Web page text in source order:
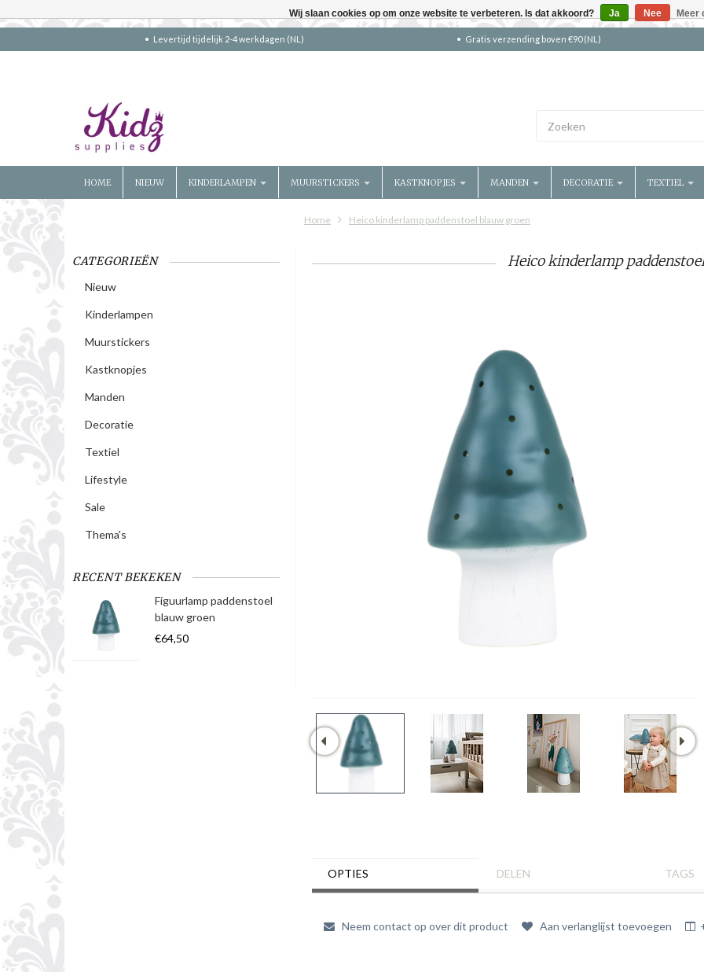
Levertijd tijdelijk 2-4 werkdagen (NL) Gratis verzending boven €90 (NL)
HOME NIEUW KINDERLAMPEN MUURSTICKERS KASTKNOPJES MANDEN DECORATIE TEXTIEL
Home Heico kinderlamp paddenstoel blauw groen
CATEGORIEËN
Nieuw
Kinderlampen
Muurstickers
Kastknopjes
Manden
Decoratie
Textiel
Lifestyle
Sale
Thema's
RECENT BEKEKEN
Figuurlamp paddenstoel
blauw groen
€64,50
Heico kinderlamp
OPTIES DELEN TAGS
Neem contact op over dit product Aan verlanglijst toevoegen
Wij slaan cookies op om onze website te verbeteren. Is dat akkoord? Ja Nee Meer